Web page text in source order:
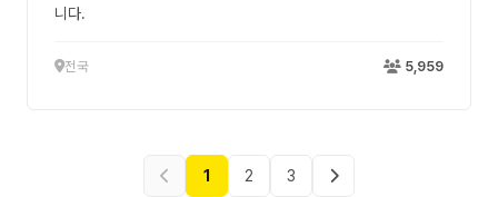
니다.
전국 5,959
1 2 3